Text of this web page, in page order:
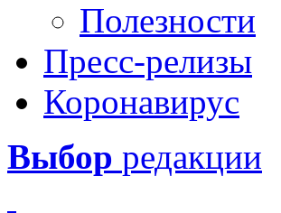
Полезности
Пресс-релизы
Коронавирус
Выбор редакции